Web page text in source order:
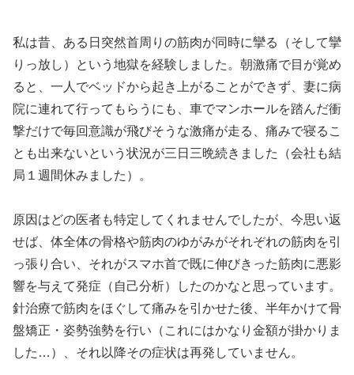
私は昔、ある日突然首周りの筋肉が同時に攣る（そして攣
りっ放し）という地獄を経験しました。朝激痛で目が覚め
ると、一人でベッドから起き上がることができず、妻に病
院に連れて行ってもらうにも、車でマンホールを踏んだ衝
撃だけで毎回意識が飛びそうな激痛が走る、痛みで寝るこ
とも出来ないという状況が三日三晩続きました（会社も結
局１週間休みました）。
原因はどの医者も特定してくれませんでしたが、今思い返
せば、体全体の骨格や筋肉のゆがみがそれぞれの筋肉を引
っ張り合い、それがスマホ首で既に伸びきった筋肉に悪影
響を与えて発症（自己分析）したのかなと思っています。
針治療で筋肉をほぐして痛みを引かせた後、半年かけて骨
盤矯正・姿勢強勢を行い（これにはかなり金額が掛かりま
した…）、それ以降その症状は再発していません。